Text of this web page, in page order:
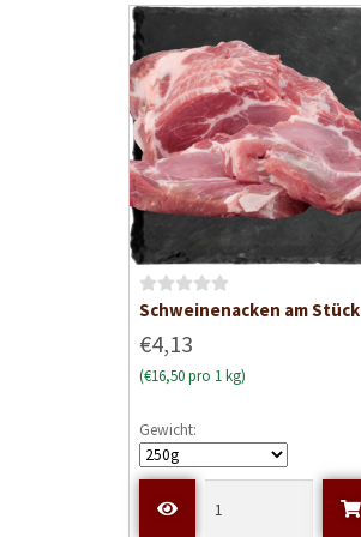
t
0
v
o
n
5
B
w
e
t
t
Schweinenacken am Stück
€4,13
(€16,50 pro 1 kg)
Gewicht: